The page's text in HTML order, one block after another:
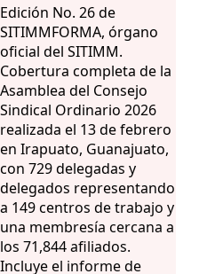
Edición No. 26 de
SITIMMFORMA, órgano
oficial del SITIMM.
Cobertura completa de la
Asamblea del Consejo
Sindical Ordinario 2026
realizada el 13 de febrero
en Irapuato, Guanajuato,
con 729 delegadas y
delegados representando
a 149 centros de trabajo y
una membresía cercana a
los 71,844 afiliados.
Incluye el informe de